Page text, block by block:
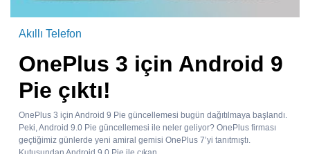
Akıllı Telefon
OnePlus 3 için Android 9
Pie çıktı!
OnePlus 3 için Android 9 Pie güncellemesi bugün dağıtılmaya başlandı.
Peki, Android 9.0 Pie güncellemesi ile neler geliyor? OnePlus firması
geçtiğimiz günlerde yeni amiral gemisi OnePlus 7’yi tanıtmıştı.